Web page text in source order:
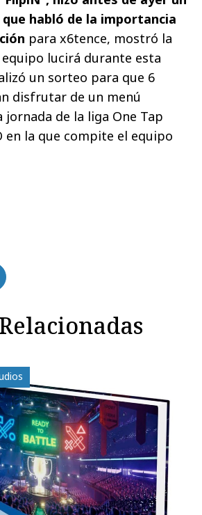
que habló de la importancia
para x6tence, mostró la
lucirá durante esta
un sorteo para que 6
disfrutar de un menú
de la liga One Tap
en la que compite el equipo